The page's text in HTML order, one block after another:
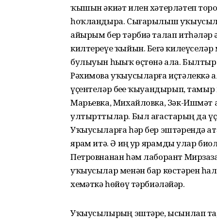
ҡышын әкиәт илен хәтерләтеп
һоҡландыра. Сығарылыш
айырым бер тәрбиә талап итһәләр
килтереүе ҡыйын. Беҙгә
булыуын һыҙыҡ өҫтөнә ала.
Рәхимова уҡыусыларға иҫтәлеккә
үҫентеләр беҙҙе ҡыуандырып,
Марьевка, Михайловка, Зәк-
ултырттылар. Был ағастарҙың да
Уҡыусыларға һәр бер эштәрендә
ярҙам итә. Ә иң ҙур ярҙамды улар
Петровнанан һәм лаборант
уҡыусылар менән бар көстәрен
хеҙмәткә һөйөү тәрбиәләйҙәр.
Уҡыусылырҙың эштәре, ысынлап